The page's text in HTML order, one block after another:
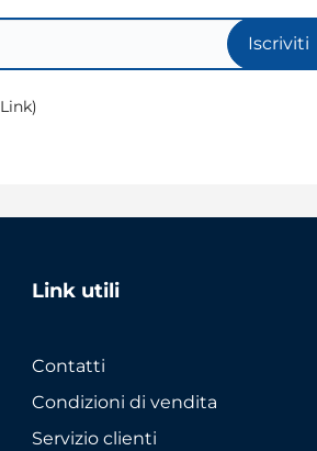
Iscriviti
Link)
Link utili
Contatti
Condizioni di vendita
Servizio clienti